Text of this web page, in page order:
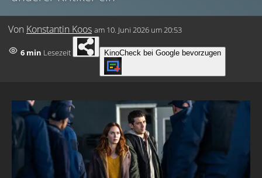
Von Konstantin Koos am 10. Juni 2026 um 20:53
6 min Lesezeit KinoCheck bei Google bevorzugen